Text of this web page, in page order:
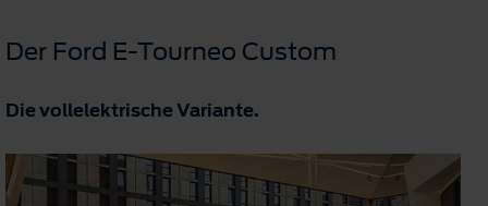
Der Ford E-Tourneo Custom
Die vollelektrische Variante.